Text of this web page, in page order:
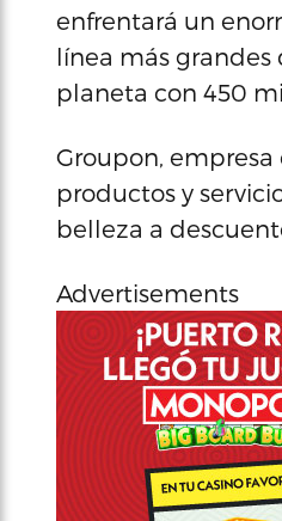
enfrentará un
línea más
planeta con 450
Groupon,
productos y
belleza a
Advertisements